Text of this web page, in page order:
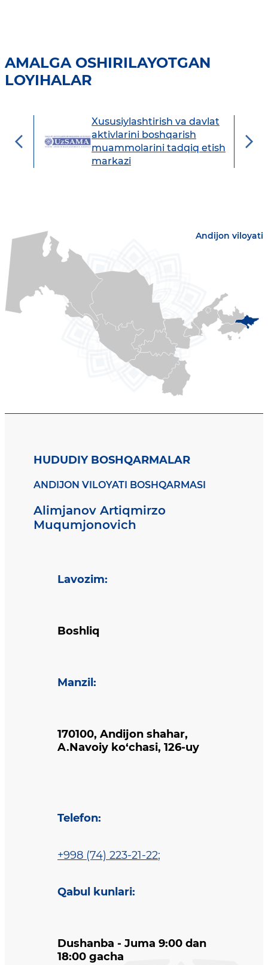
AMALGA OSHIRILAYOTGAN
LOYIHALAR
Xususiylashtirish va davlat
aktivlarini boshqarish
muammolarini tadqiq etish
markazi
Andijon viloyati
HUDUDIY BOSHQARMALAR
ANDIJON VILOYATI BOSHQARMASI
Alimjanov Artiqmirzo
Muqumjonovich
Lavozim:
Boshliq
Manzil :
170100, Andijon shahar,
A.Navoiy ko‘chasi, 126-uy
Telefon:
+998 (74) 223-21-22;
Qabul kunlari:
Dushanba - Juma 9:00 dan
18:00 gacha